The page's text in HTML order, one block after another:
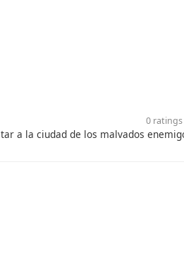
0 ratings
a la ciudad de los malvados